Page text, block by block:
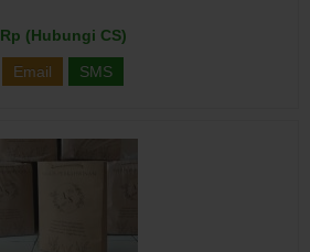
Rp (Hubungi CS)
Email SMS